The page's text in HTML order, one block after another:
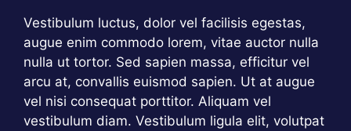
Vestibulum luctus, dolor vel facilisis egestas,
augue enim commodo lorem, vitae auctor nulla
nulla ut tortor. Sed sapien massa, efficitur vel
arcu at, convallis euismod sapien. Ut at augue
vel nisi consequat porttitor. Aliquam vel
vestibulum diam. Vestibulum ligula elit, volutpat